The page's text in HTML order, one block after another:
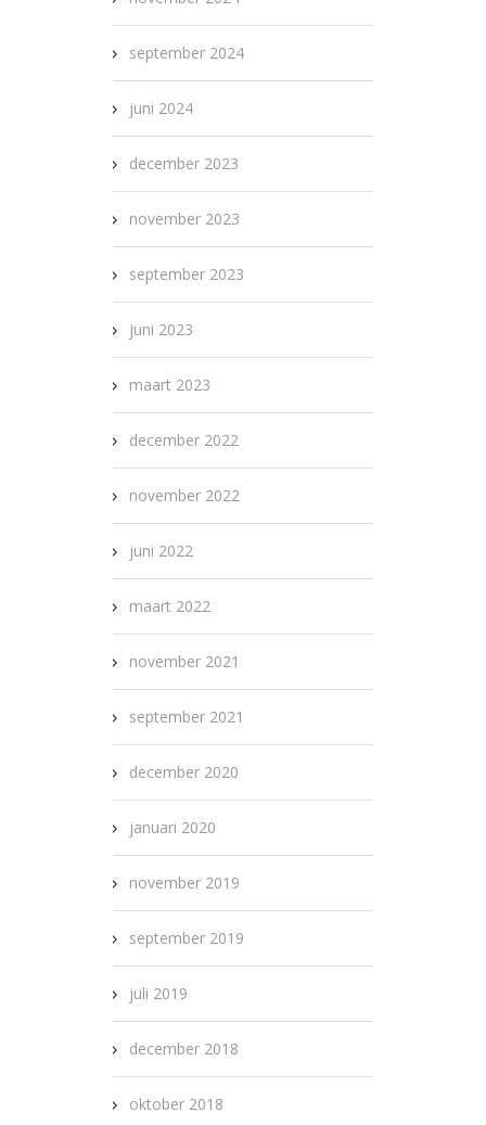
september 2024
juni 2024
december 2023
november 2023
september 2023
juni 2023
maart 2023
december 2022
november 2022
juni 2022
maart 2022
november 2021
september 2021
december 2020
januari 2020
november 2019
september 2019
juli 2019
december 2018
oktober 2018